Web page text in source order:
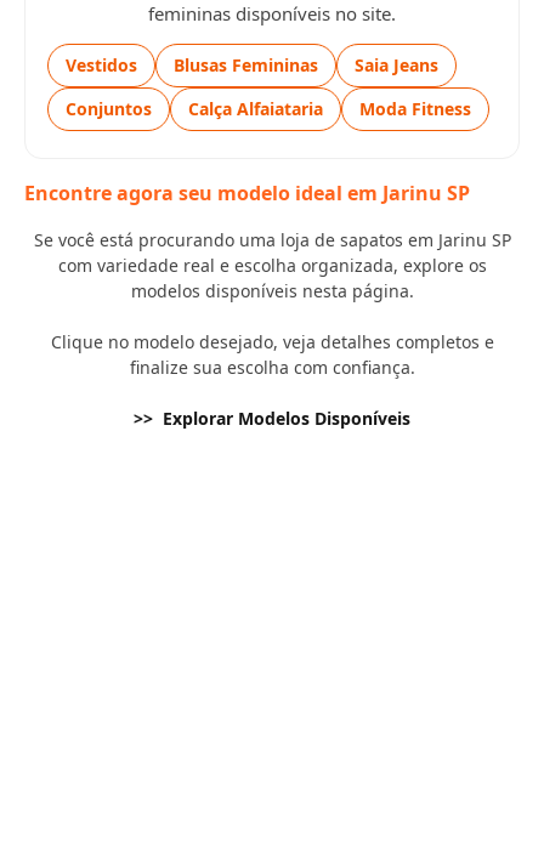
femininas disponíveis no site.
Vestidos Blusas Femininas
Saia Jeans
Conjuntos
Calça Alfaiataria Moda Fitness
Encontre agora seu modelo ideal em Jarinu SP
Se você está procurando uma loja de sapatos em Jarinu SP
com variedade real e escolha organizada, explore os
modelos disponíveis nesta página.
Clique no modelo desejado, veja detalhes completos e
finalize sua escolha com confiança.
>> Explorar Modelos Disponíveis